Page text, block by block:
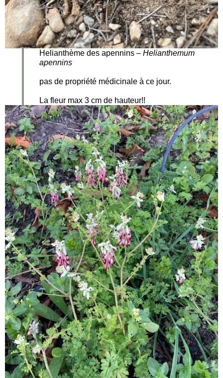
Helianthème des apennins –Helianthemum
apennins
pas de propriété médicinale à ce jour.
La fleur max 3 cm de hauteur!!